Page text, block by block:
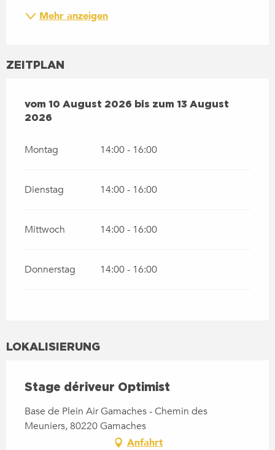
Mehr anzeigen
ZEITPLAN
VOM 10 AUGUST 2026 BIS ZUM 13 AUGUST 2026
vom 10 August 2026 bis zum 13 August
2026
Montag 14:00 - 16:00
Dienstag 14:00 - 16:00
Mittwoch 14:00 - 16:00
Donnerstag 14:00 - 16:00
LOKALISIERUNG
Stage dériveur Optimist
Base de Plein Air Gamaches - Chemin des
Meuniers, 80220 Gamaches
Anfahrt